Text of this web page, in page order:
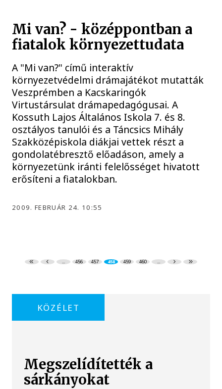
Mi van? - középpontban a
fiatalok környezettudata
A "Mi van?" című interaktív
környezetvédelmi drámajátékot mutatták
Veszprémben a Kacskaringók
Virtustársulat drámapedagógusai. A
Kossuth Lajos Általános Iskola 7. és 8.
osztályos tanulói és a Táncsics Mihály
Szakközépiskola diákjai vettek részt a
gondolatébresztő előadáson, amely a
környezetünk iránti felelősséget hivatott
erősíteni a fiatalokban.
2009. FEBRUÁR 24. 10:55
... 456 457 458 459 460 ...
KÖZÉLET
Megszelídítették a
sárkányokat